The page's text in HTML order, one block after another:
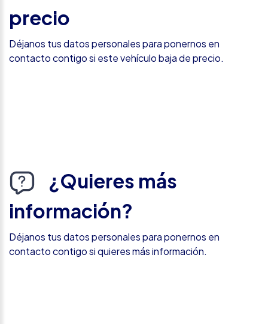
precio
Déjanos tus datos personales para ponernos en
contacto contigo si este vehículo baja de precio.
¿Quieres más
información?
Déjanos tus datos personales para ponernos en
contacto contigo si quieres más información.